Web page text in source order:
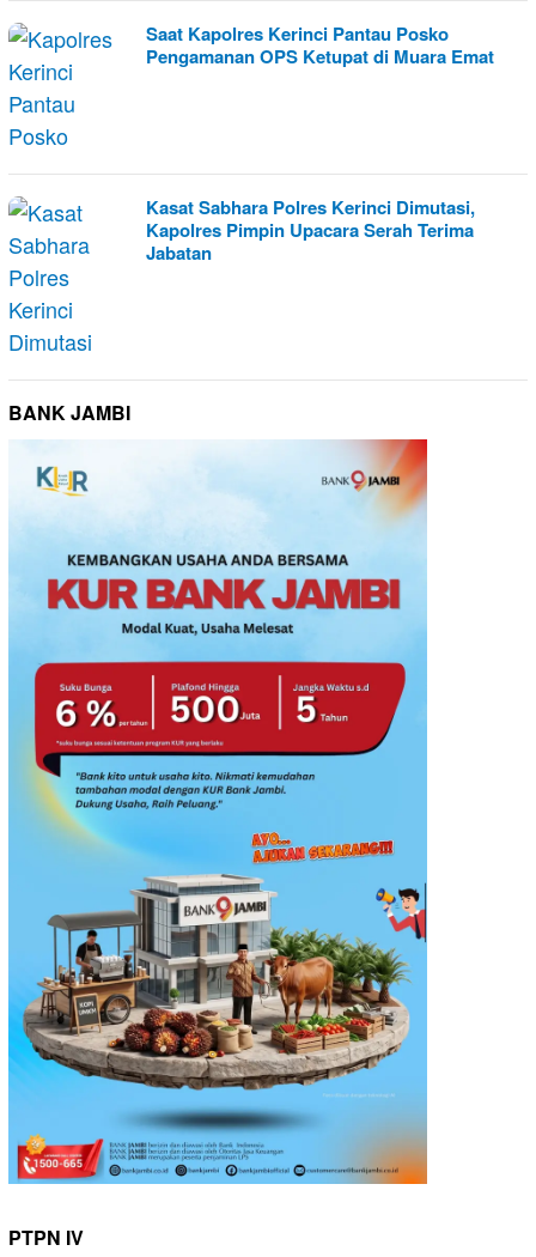
Saat Kapolres Kerinci Pantau Posko
Pengamanan OPS Ketupat di Muara Emat
Kasat Sabhara Polres Kerinci Dimutasi,
Kapolres Pimpin Upacara Serah Terima
Jabatan
BANK JAMBI
PTPN IV